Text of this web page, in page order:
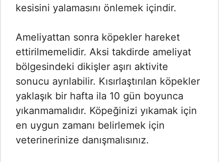
kesisini yalamasını önlemek içindir.
Ameliyattan sonra köpekler hareket
ettirilmemelidir. Aksi takdirde ameliyat
bölgesindeki dikişler aşırı aktivite
sonucu ayrılabilir. Kısırlaştırılan köpekler
yaklaşık bir hafta ila 10 gün boyunca
yıkanmamalıdır. Köpeğinizi yıkamak için
en uygun zamanı belirlemek için
veterinerinize danışmalısınız.